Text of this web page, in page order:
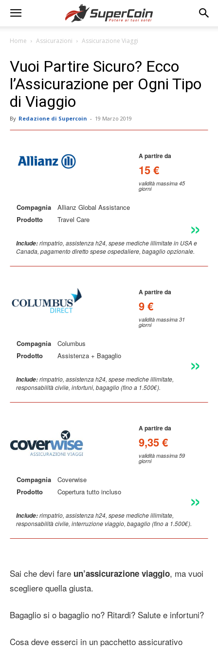
Home Assicurazioni Assicurazione Viaggi
Vuoi Partire Sicuro? Ecco
l’Assicurazione per Ogni Tipo
di Viaggio
By Redazione di Supercoin - 19 Marzo 2019
Compagnia
Allianz Global Assistance
Prodotto
Travel Care
A partire da
15 €
validità massima 45
giorni
Include:rimpatrio, assistenza h24, spese mediche illimitate in USA e
Canada, pagamento diretto spese ospedaliere, bagaglio opzionale.
Compagnia
Columbus
Prodotto
Assistenza + Bagaglio
A partire da
9 €
validità massima 31
giorni
Include:rimpatrio, assistenza h24, spese mediche illimitate,
responsabilità civile, infortuni, bagaglio (fino a 1.500€).
Compagnia
Coverwise
Prodotto
Copertura tutto incluso
A partire da
9,35 €
validità massima 59
giorni
Include:rimpatrio, assistenza h24, spese mediche illimitate,
responsabilità civile, interruzione viaggio, bagaglio (fino a 1.500€).
Sai che devi fare un’assicurazione viaggio, ma vuoi
scegliere quella giusta.
Bagaglio si o bagaglio no? Ritardi? Salute e infortuni?
Cosa deve esserci in un pacchetto assicurativo